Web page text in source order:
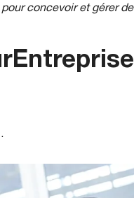
concevoir et gérer